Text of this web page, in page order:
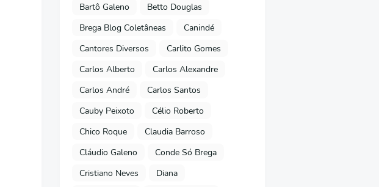
Bartô Galeno
Betto Douglas
Brega Blog Coletâneas
Canindé
Cantores Diversos
Carlito Gomes
Carlos Alberto
Carlos Alexandre
Carlos André
Carlos Santos
Cauby Peixoto
Célio Roberto
Chico Roque
Claudia Barroso
Cláudio Galeno
Conde Só Brega
Cristiano Neves
Diana